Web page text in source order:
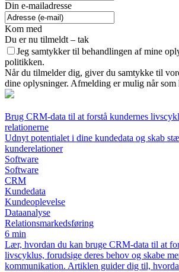
Din e-mailadresse
Kom med
Du er nu tilmeldt – tak
Jeg samtykker til behandlingen af mine
politikken.
Når du tilmelder dig, giver du samtykke til
dine oplysninger. Afmelding er mulig når som
Brug CRM-data til at forstå kundernes
relationerne
Udnyt potentialet i dine kundedata og skab
kunderelationer
Software
Software
CRM
Kundedata
Kundeoplevelse
Dataanalyse
Relationsmarkedsføring
6 min
Lær, hvordan du kan bruge CRM-data til at
livscyklus, forudsige deres behov og skabe
kommunikation. Artiklen guider dig til,